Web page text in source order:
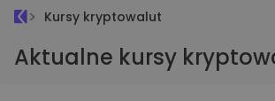
Kursy kryptowalut
Aktualne kursy